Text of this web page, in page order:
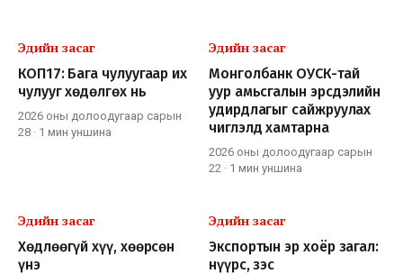
Эдийн засаг
КОП17: Бага чулуугаар их
чулууг хөдөлгөх нь
2026 оны долоодугаар сарын
28 · 1 мин уншина
Эдийн засаг
Монголбанк ОУСК-тай
уур амьсгалын эрсдэлийн
удирдлагыг сайжруулах
чиглэлд хамтарна
2026 оны долоодугаар сарын
22 · 1 мин уншина
Эдийн засаг
Хөдлөөгүй хүү, хөөрсөн
үнэ
Эдийн засаг
Экспортын эр хоёр загал:
нүүрс, зэс